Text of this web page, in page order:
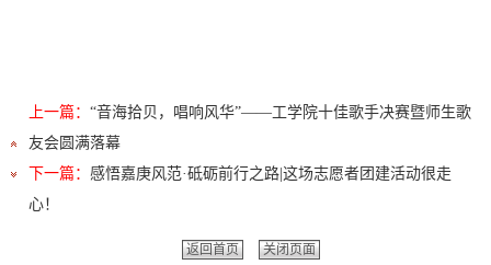
上一篇： “音海拾贝，唱响风华”——工学院十佳歌手决赛暨师生歌
友会圆满落幕
下一篇： 感悟嘉庚风范·砥砺前行之路|这场志愿者团建活动很走
心！
返回首页 关闭页面